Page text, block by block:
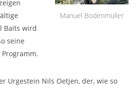
Manuel Bodenmüller
Baits wird
seine
Urgestein Nils Oetjen, der, wie so